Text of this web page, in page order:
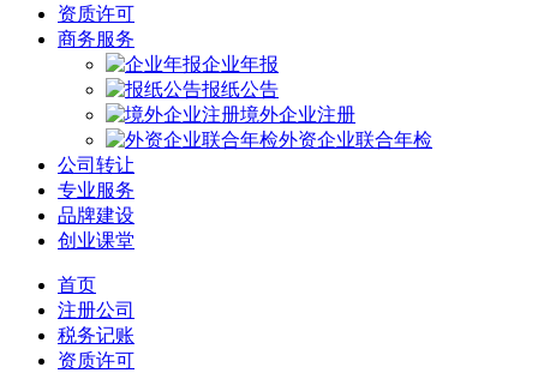
资质许可
商务服务
企业年报
报纸公告
境外企业注册
外资企业联合年检
公司转让
专业服务
品牌建设
创业课堂
首页
注册公司
税务记账
资质许可